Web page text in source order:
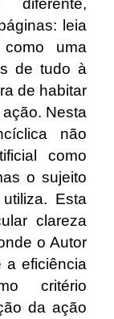
leia
como uma
de tudo à
de habitar
Nesta
não
como
o sujeito
Esta
clareza
o Autor
a eficiência
critério
da ação